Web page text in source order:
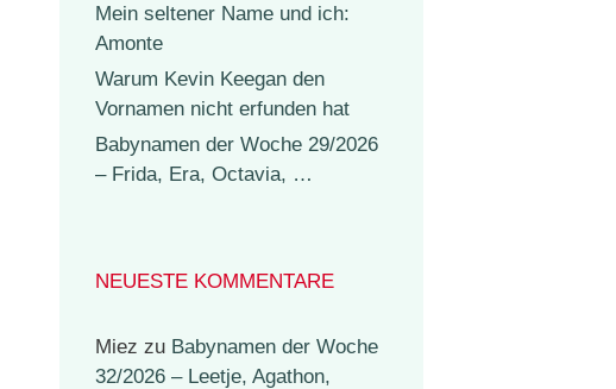
Mein seltener Name und ich:
Amonte
Warum Kevin Keegan den
Vornamen nicht erfunden hat
Babynamen der Woche 29/2026
– Frida, Era, Octavia, …
NEUESTE KOMMENTARE
Miez zu Babynamen der Woche
32/2026 – Leetje, Agathon,